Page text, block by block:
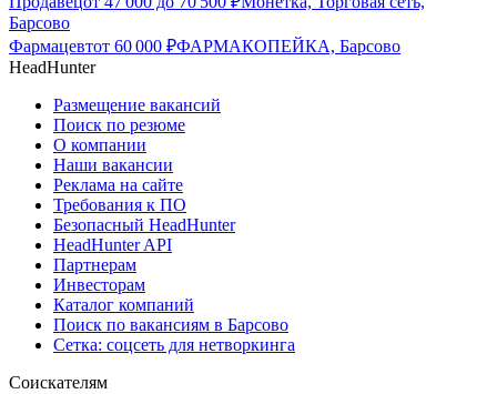
Барсово
Фармацевтот 60 000 ₽ФАРМАКОПЕЙКА, Барсово
HeadHunter
Размещение вакансий
Поиск по резюме
О компании
Наши вакансии
Реклама на сайте
Требования к ПО
Безопасный HeadHunter
HeadHunter API
Партнерам
Инвесторам
Каталог компаний
Поиск по вакансиям в Барсово
Сетка: соцсеть для нетворкинга
Соискателям